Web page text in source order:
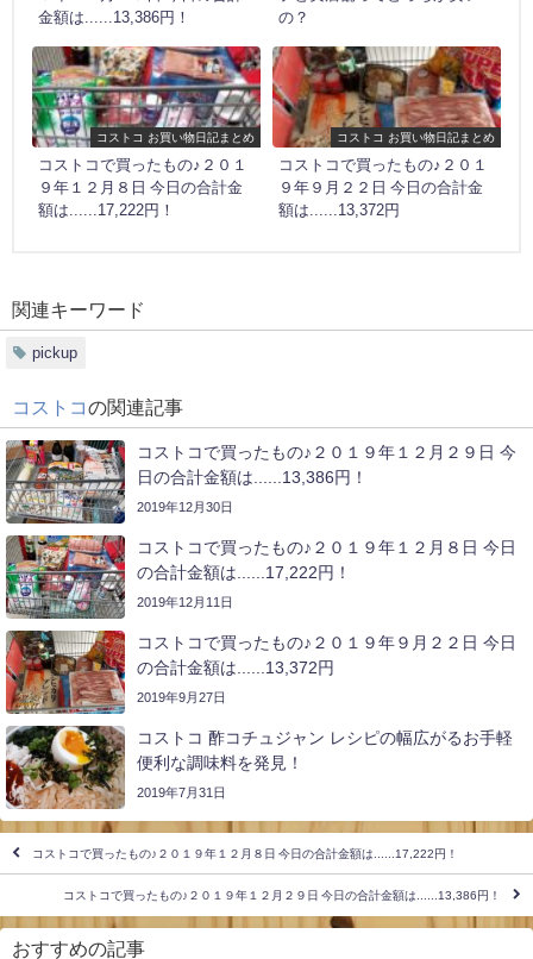
金額は......13,386円！
の？
コストコ お買い物日記まとめ
コストコで買ったもの♪２０１
９年１２月８日 今日の合計金
額は......17,222円！
コストコ お買い物日記まとめ
コストコで買ったもの♪２０１
９年９月２２日 今日の合計金
額は......13,372円
関連キーワード
pickup
コストコの関連記事
コストコで買ったもの♪２０１９年１２月２９日 今
日の合計金額は......13,386円！
2019年12月30日
コストコで買ったもの♪２０１９年１２月８日 今日
の合計金額は......17,222円！
2019年12月11日
コストコで買ったもの♪２０１９年９月２２日 今日
の合計金額は......13,372円
2019年9月27日
コストコ 酢コチュジャン レシピの幅広がるお手軽
便利な調味料を発見！
2019年7月31日
コストコで買ったもの♪２０１９年１２月８日 今日の合計金額は......17,222円！
コストコで買ったもの♪２０１９年１２月２９日 今日の合計金額は......13,386円！
おすすめの記事